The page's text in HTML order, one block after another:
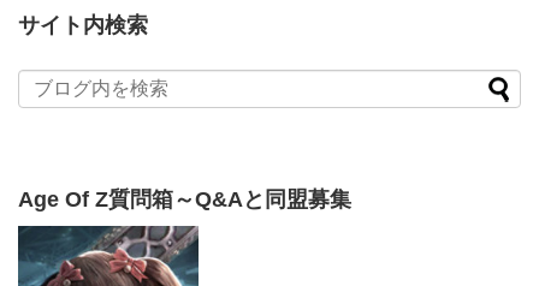
サイト内検索
Age Of Z質問箱～Q&Aと同盟募集